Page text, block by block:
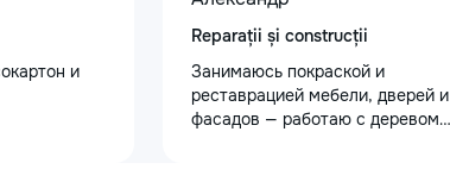
и
Reparații și construcții
Занимаюсь покраской и
реставрацией мебели, дверей и
фасадов — работаю с деревом